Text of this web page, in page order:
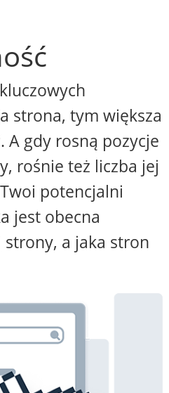
strona, tym większa
A gdy rosną pozycje
rośnie też liczba jej
potencjalni
jest obecna
a jaka stron